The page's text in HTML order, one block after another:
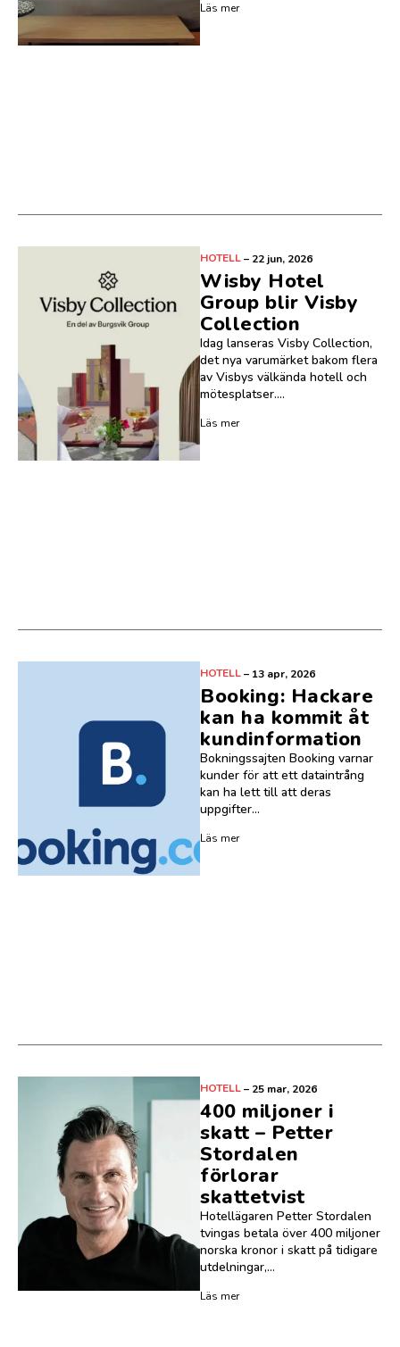
Läs mer
HOTELL– 22 jun, 2026
Wisby Hotel
Group blir Visby
Collection
Idag lanseras Visby Collection,
det nya varumärket bakom flera
av Visbys välkända hotell och
mötesplatser....
Läs mer
HOTELL– 13 apr, 2026
Booking: Hackare
kan ha kommit åt
kundinformation
Bokningssajten Booking varnar
kunder för att ett dataintrång
kan ha lett till att deras
uppgifter...
Läs mer
HOTELL– 25 mar, 2026
400 miljoner i
skatt – Petter
Stordalen
förlorar
skattetvist
Hotellägaren Petter Stordalen
tvingas betala över 400 miljoner
norska kronor i skatt på tidigare
utdelningar,...
Läs mer